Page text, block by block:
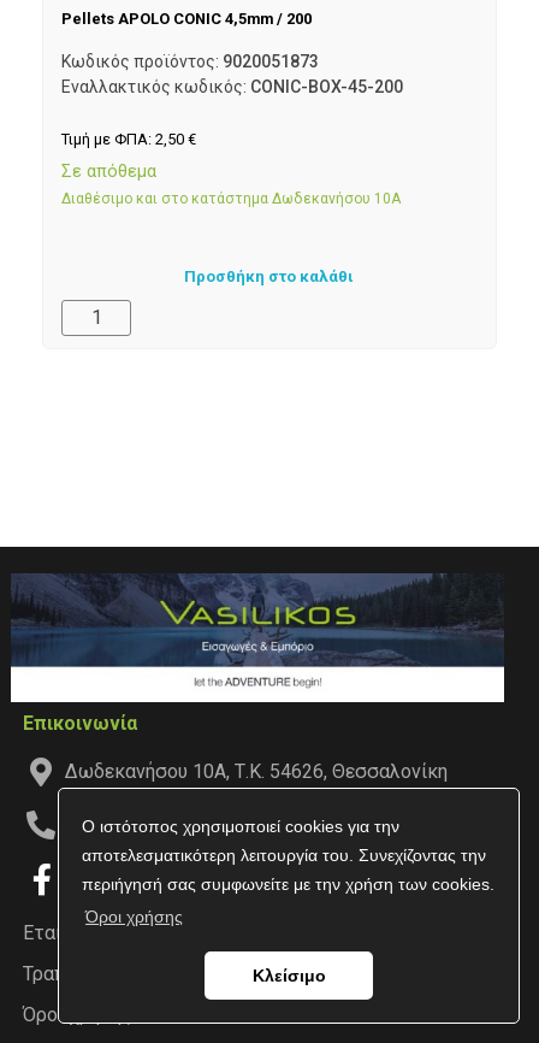
Ο ιστότοπος χρησιμοποιεί cookies για την
αποτελεσματικότερη λειτουργία του. Συνεχίζοντας την
περιήγησή σας συμφωνείτε με την χρήση των cookies.
Όροι χρήσης
Κλείσιμο
Pellets APOLO CONIC 4,5mm / 200
Κωδικός προϊόντος: 9020051873
Εναλλακτικός κωδικός: CONIC-BOX-45-200
Τιμή με ΦΠΑ: 2,50 €
Σε απόθεμα
Διαθέσιμο και στο κατάστημα Δωδεκανήσου 10Α
Προσθήκη στο καλάθι
Επικοινωνία
Δωδεκανήσου 10Α, Τ.Κ. 54626, Θεσσαλονίκη
2310547496
Εταιρεία
Τραπεζικοί Λογαριασμοί
Όροι χρήσης